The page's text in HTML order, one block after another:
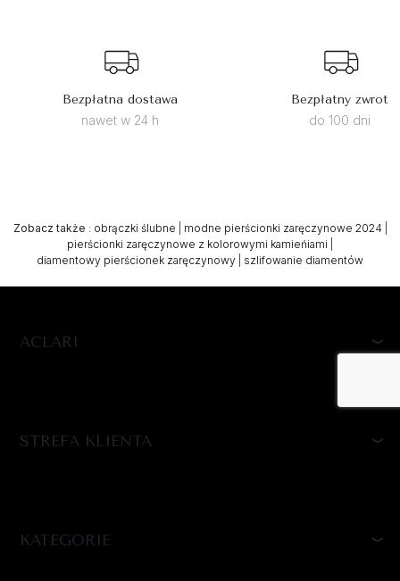
Bezpłatna dostawa
nawet w 24 h
Bezpłatny zwrot
do 100 dni
Zobacz także : obrączki ślubne modne pierścionki zaręczynowe 2024
pierścionki zaręczynowe z kolorowymi kamieńiami
diamentowy pierścionek zaręczynowy
szlifowanie diamentów
ACLARI
STREFA KLIENTA
KATEGORIE